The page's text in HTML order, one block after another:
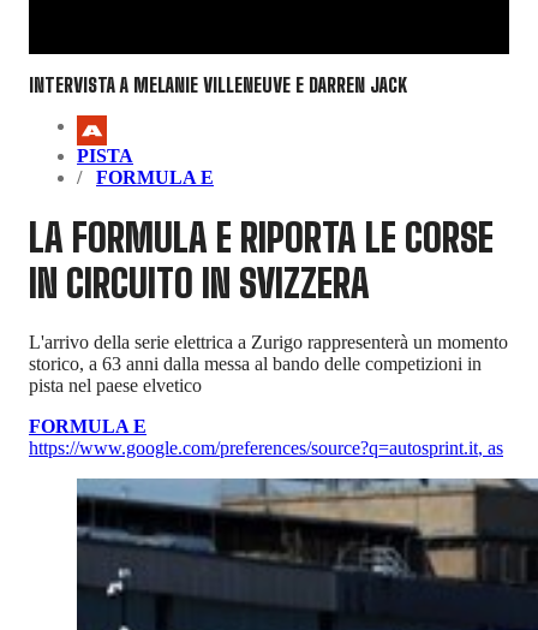
INTERVISTA A MELANIE VILLENEUVE E DARREN JACK
PISTA
FORMULA E
LA FORMULA E RIPORTA LE CORSE
IN CIRCUITO IN SVIZZERA
L'arrivo della serie elettrica a Zurigo rappresenterà un momento
storico, a 63 anni dalla messa al bando delle competizioni in
pista nel paese elvetico
FORMULA E
https://www.google.com/preferences/source?q=autosprint.it, as